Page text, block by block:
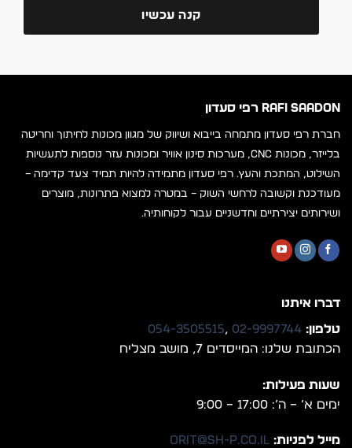
קנה עכשיו
RAFI SAADON רפי סעדון
חברת רפי סעדון מתמחה בייבוא ושיווק של מגוון מכונות לחיתוך וחריטה
בלייזר, מכונות CNC, מערכות סינון אוויר ומכונות עזר נוספות לתעשיות
השילוט, המתכת והעץ. רפי סעדון מתמידה להיות תמיד צעד קדימה –
מעודכנת וקשובה לרחשי השוק – במטרה למצוא פתרונות, מוצרים
ושירותים יצירתיים וחדשניים עבור לקוחותיה.
דברו איתנו
טלפון: 02-9997744
,
054-3505515
הכתובת שלנו: המייסדים 7, מושב מצליח
שעות פעילות:
ימים א’ – ה’: 17:00 – 9:00
מייל לפניות: orit@sh-p.co.il